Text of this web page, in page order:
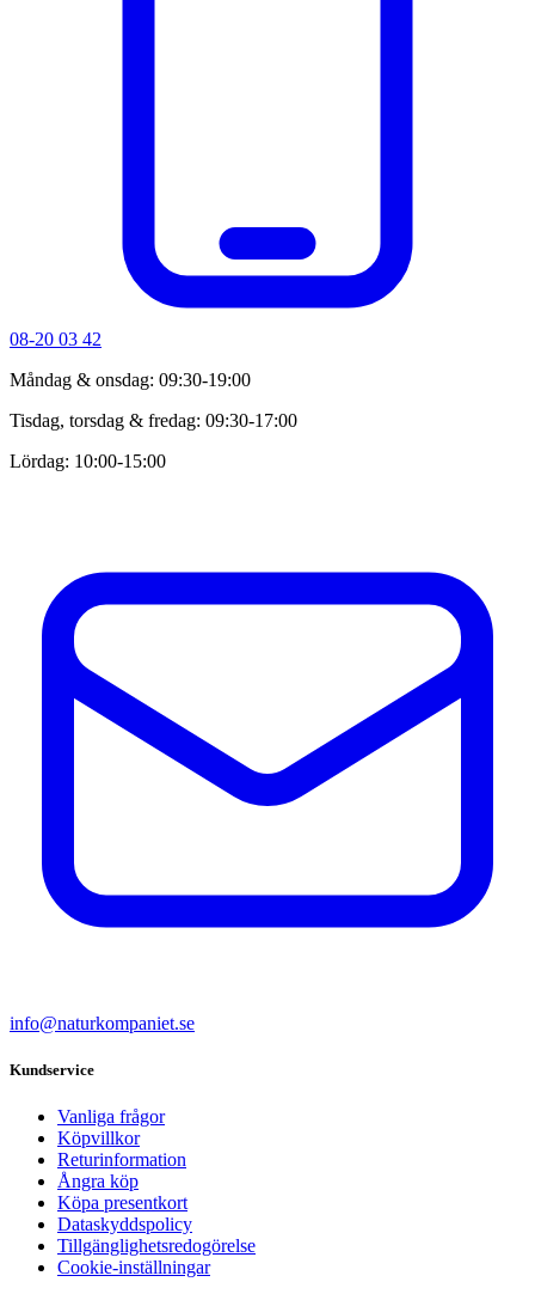
08-20 03 42
Måndag & onsdag: 09:30-19:00
Tisdag, torsdag & fredag: 09:30-17:00
Lördag: 10:00-15:00
info@naturkompaniet.se
Kundservice
Vanliga frågor
Köpvillkor
Returinformation
Ångra köp
Köpa presentkort
Dataskyddspolicy
Tillgänglighetsredogörelse
Cookie-inställningar